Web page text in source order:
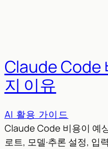
Claude Code
지 이유
AI 활용 가이드
Claude Code 비용이 예
로트, 모델·추론 설정, 입